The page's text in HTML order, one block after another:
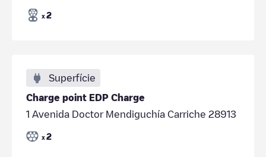
x 2
Superfície
Charge point EDP Charge
1 Avenida Doctor Mendiguchía Carriche 28913
x 2